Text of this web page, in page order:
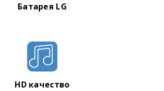
Батарея LG
HD качество